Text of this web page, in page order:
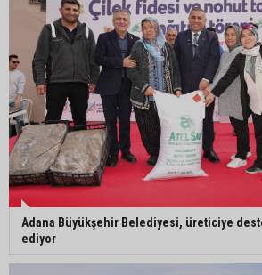
Adana’da oto kilit iş
kişi hayatını kaybetti
Adana Büyükşehir Belediyesi, üreticiye
ediyor